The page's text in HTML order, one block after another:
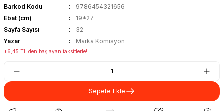
Barkod Kodu
9786454321656
Ebat (cm)
19*27
Sayfa Sayısı
32
Yazar
Marka Komisyon
*6,45 TL den başlayan taksitlerle!
Sepete Ekle